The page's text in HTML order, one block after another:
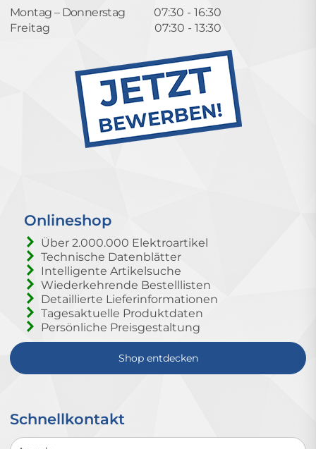
Montag – Donnerstag
07:30 - 16:30
Freitag
07:30 - 13:30
Onlineshop
Über 2.000.000 Elektroartikel
Technische Datenblätter
Intelligente Artikelsuche
Wiederkehrende Bestelllisten
Detaillierte Lieferinformationen
Tagesaktuelle Produktdaten
Persönliche Preisgestaltung
Shop entdecken
Schnellkontakt
Schnellkontakt